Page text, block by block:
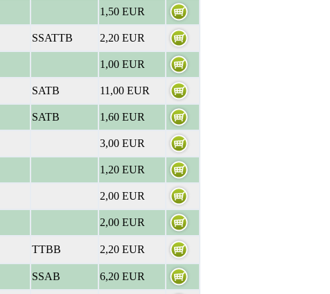
1,50 EUR
SSATTB
2,20 EUR
1,00 EUR
SATB
11,00 EUR
SATB
1,60 EUR
3,00 EUR
1,20 EUR
2,00 EUR
2,00 EUR
TTBB
2,20 EUR
SSAB
6,20 EUR